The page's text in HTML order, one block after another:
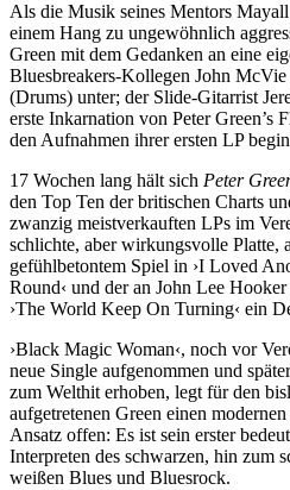
Als die Musik seines Mentors
einem Hang zu ungewöhnlich
Green mit dem Gedanken an eine
Bluesbreakers-Kollegen John
(Drums) unter; der Slide-Gitarrist
erste Inkarnation von Peter Green’s
den Aufnahmen ihrer ersten LP
17 Wochen lang hält sich Peter
den Top Ten der britischen Charts
zwanzig meistverkauften LPs im
schlichte, aber wirkungsvolle Platte,
gefühlbetontem Spiel in ›I Loved
Round‹ und der an John Lee
›The World Keep On Turning‹ ein
›Black Magic Woman‹, noch vor
neue Single aufgenommen und
zum Welthit erhoben, legt für den
aufgetretenen Green einen
Ansatz offen: Es ist sein erster
Interpreten des schwarzen, hin zum
weißen Blues und Bluesrock.